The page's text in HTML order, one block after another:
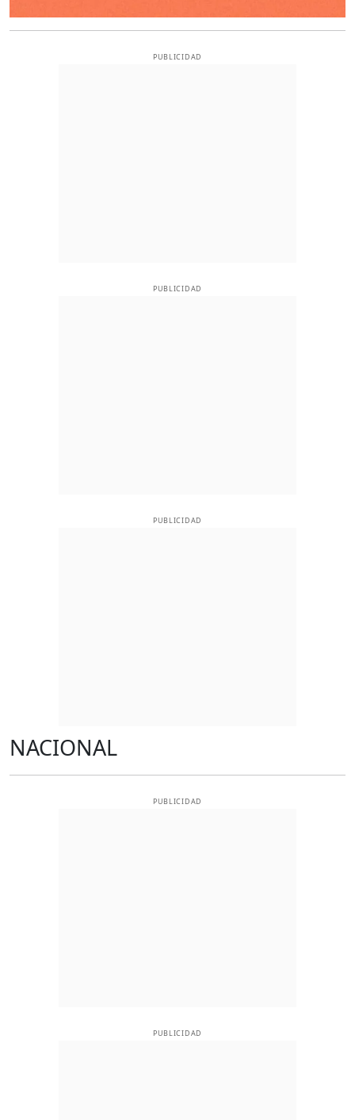
PUBLICIDAD
PUBLICIDAD
PUBLICIDAD
NACIONAL
PUBLICIDAD
PUBLICIDAD